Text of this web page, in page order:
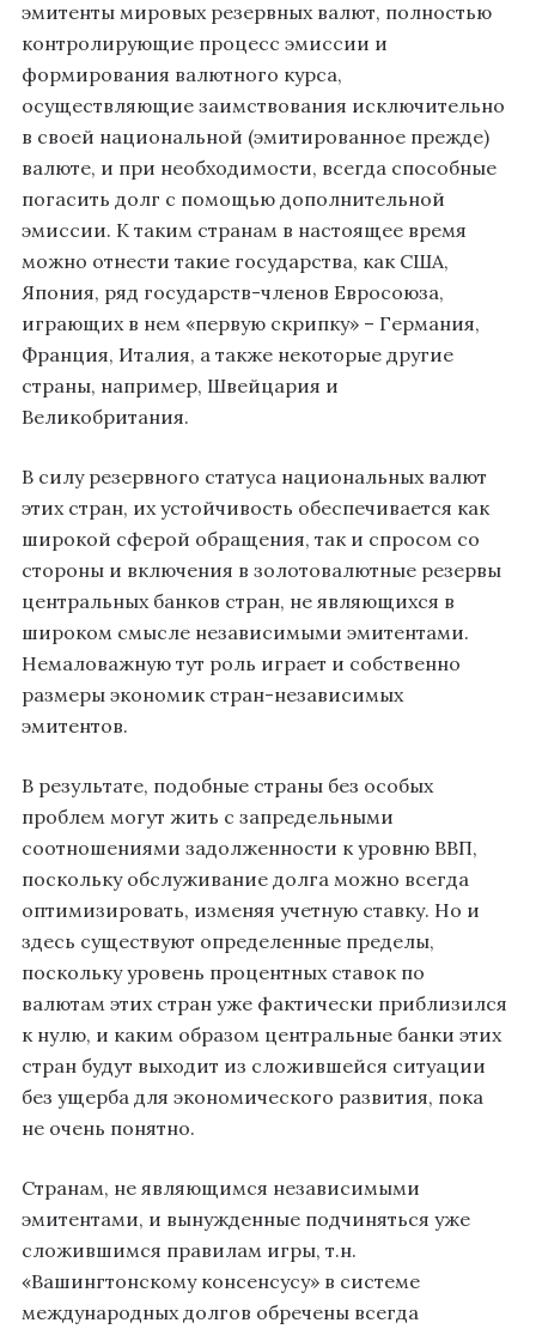
эмитенты мировых резервных валют, полностью
контролирующие процесс эмиссии и
формирования валютного курса,
осуществляющие заимствования исключительно
в своей национальной (эмитированное прежде)
валюте, и при необходимости, всегда способные
погасить долг с помощью дополнительной
эмиссии. К таким странам в настоящее время
можно отнести такие государства, как США,
Япония, ряд государств-членов Евросоюза,
играющих в нем «первую скрипку» – Германия,
Франция, Италия, а также некоторые другие
страны, например, Швейцария и
Великобритания.
В силу резервного статуса национальных валют
этих стран, их устойчивость обеспечивается как
широкой сферой обращения, так и спросом со
стороны и включения в золотовалютные резервы
центральных банков стран, не являющихся в
широком смысле независимыми эмитентами.
Немаловажную тут роль играет и собственно
размеры экономик стран-независимых
эмитентов.
В результате, подобные страны без особых
проблем могут жить с запредельными
соотношениями задолженности к уровню ВВП,
поскольку обслуживание долга можно всегда
оптимизировать, изменяя учетную ставку. Но и
здесь существуют определенные пределы,
поскольку уровень процентных ставок по
валютам этих стран уже фактически приблизился
к нулю, и каким образом центральные банки этих
стран будут выходит из сложившейся ситуации
без ущерба для экономического развития, пока
не очень понятно.
Странам, не являющимся независимыми
эмитентами, и вынужденные подчиняться уже
сложившимся правилам игры, т.н.
«Вашингтонскому консенсусу» в системе
международных долгов обречены всегда